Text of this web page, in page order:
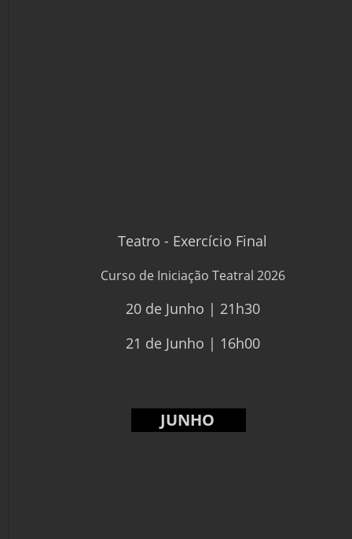
Teatro - Exercício Final
Curso de Iniciação Teatral 2026
20 de Junho | 21h30
21 de Junho | 16h00
JUNHO